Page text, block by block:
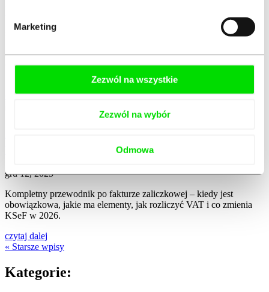
Marketing
Zezwól na wszystkie
Zezwól na wybór
Odmowa
sty 29, 2026
Jakie są rodzaje faktur w polskim systemie prawnym? Sprawdź,
czym charakteryzuje się faktura VAT, faktura zaliczkowa, proforma
czytaj dalej
gru 12, 2025
Kompletny przewodnik po fakturze zaliczkowej – kiedy jest
obowiązkowa, jakie ma elementy, jak rozliczyć VAT i co zmienia
KSeF w 2026.
czytaj dalej
« Starsze wpisy
Kategorie: